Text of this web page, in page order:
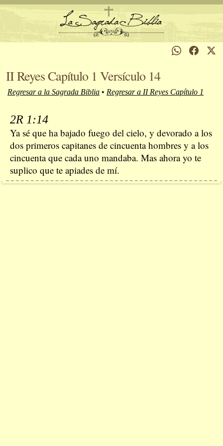
II Reyes Capítulo 1 Versículo 14
Regresar a la Sagrada Biblia • Regresar a II Reyes Capítulo 1
2R 1:14
Ya sé que ha bajado fuego del cielo, y devorado a los
dos primeros capitanes de cincuenta hombres y a los
cincuenta que cada uno mandaba. Mas ahora yo te
suplico que te apiades de mí.